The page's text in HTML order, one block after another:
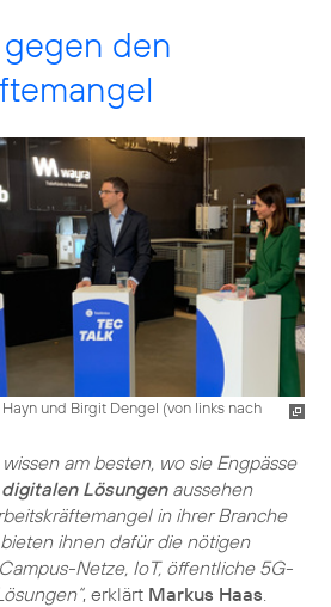
den
und Birgit Dengel (von links nach
am besten, wo sie Engpässe
digitalen Lösungenaussehen
in ihrer Branche
ihnen dafür die nötigen
Netze, IoT, öffentliche 5G-
, erklärt Markus Haas